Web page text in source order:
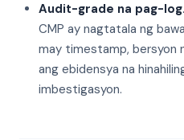
Audit-grade na pag-log.
CMP ay nagtatala ng
may timestamp, bersyon
ang ebidensya na
imbestigasyon.